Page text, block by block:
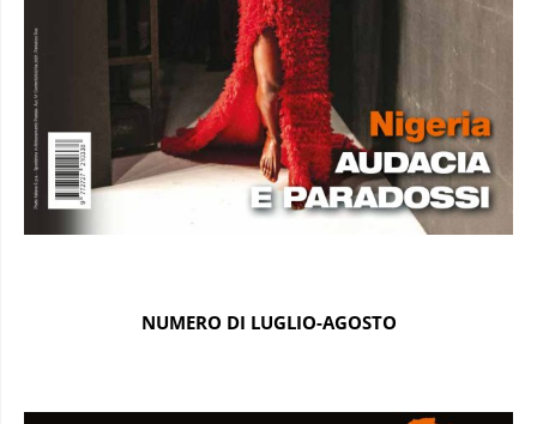
NUMERO DI LUGLIO-AGOSTO